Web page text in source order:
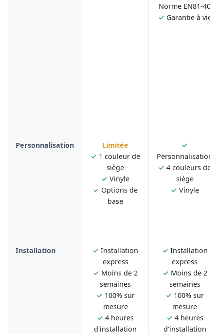
Norme EN81-40
✓ Garantie à vie
Personnalisation
Limitée
✓ 1 couleur de
siège
✓ Vinyle
✓ Options de
base
✓
Personnalisation
✓ 4 couleurs de
siège
✓ Vinyle
Installation ✓ Installation
express
✓ Moins de 2
semaines
✓ 100% sur
mesure
✓ 4 heures
d'installation
✓ Installation
express
✓ Moins de 2
semaines
✓ 100% sur
mesure
✓ 4 heures
d'installation